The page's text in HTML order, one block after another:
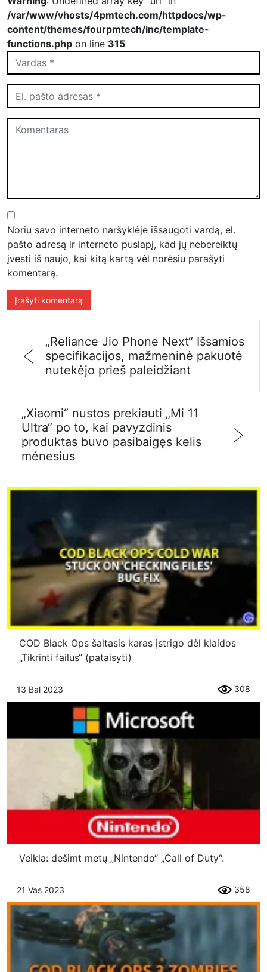
/var/www/vhosts/4pmtech.com/httpdocs/wp-
content/themes/fourpmtech/inc/template-
functions.php on line 315
Noriu savo interneto naršyklėje išsaugoti vardą, el.
pašto adresą ir interneto puslapį, kad jų nebereiktų
įvesti iš naujo, kai kitą kartą vėl norėsiu parašyti
komentarą.
„Reliance Jio Phone Next“ Išsamios
specifikacijos, mažmeninė pakuotė
nutekėjo prieš paleidžiant
„Xiaomi“ nustos prekiauti „Mi 11
Ultra“ po to, kai pavyzdinis
produktas buvo pasibaigęs kelis
mėnesius
COD Black Ops šaltasis karas įstrigo dėl klaidos
„Tikrinti failus“ (pataisyti)
13 Bal 2023 308
Veikla: dešimt metų „Nintendo“ „Call of Duty“.
21 Vas 2023 358